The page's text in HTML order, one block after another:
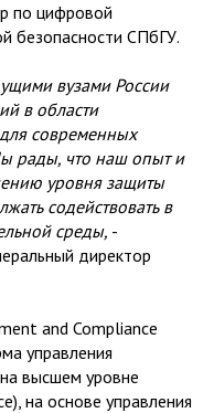
по цифровой
безопасности СПбГУ.
вузами России
в области
современных
рады, что наш опыт и
уровня защиты
содействовать в
среды, -
директор
and Compliance
управления
высшем уровне
на основе управления